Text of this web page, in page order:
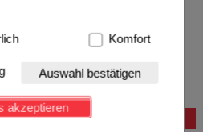
Hierbei handelt es sich um
(z.B. Navigation, Warenkorb,
auf diese nicht verzichtet
Komfort
Auswahl bestätigen
akzeptieren
Bestellung